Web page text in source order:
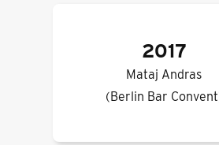
2017
Mataj Andras
(Berlin Bar